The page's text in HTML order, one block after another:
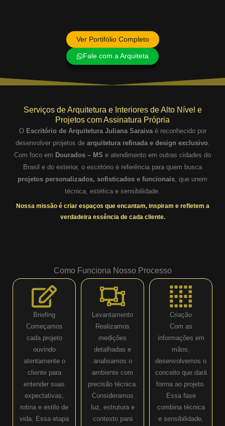
Ver Portifólio Completo
Fale com a Arquiteta
Serviços de Arquitetura e Interiores de Alto Nível e
Projetos com Assinatura Própria
O Escritório de Arquitetura Juliana Saraivaé reconhecido por
desenvolver projetos de arquitetura refinada e design exclusivo.
Com foco em Dourados – MS e atendimento em outras cidades do
Brasil e do exterior, o escritório é referência para quem busca
projetos personalizados, sofisticados e funcionais , que unem
técnica, estética e sensibilidade.
Nossa missão é criar espaços que encantam, inspiram e refletem a
verdadeira essência de cada cliente.
Como Funciona Nosso Processo
Briefing
Começamos
cada projeto
ouvindo
atentamente o
cliente para
entender suas
expectativas,
rotina e estilo de
vida. Essa etapa
Levantamento
Realizamos
medições
detalhadas e
analisamos o
ambiente com
precisão técnica.
Consideramos
luz, estrutura e
contexto para
Criação
Com as
informações em
mãos,
desenvolvemos o
conceito que dará
forma ao projeto.
Essa fase
combina técnica
e sensibilidade,